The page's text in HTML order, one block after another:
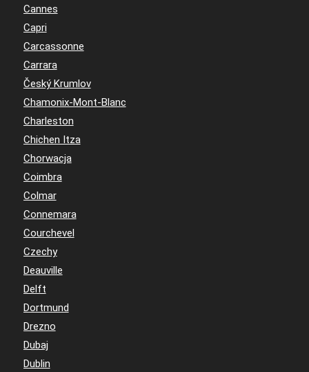
Cannes
Capri
Carcassonne
Carrara
Český Krumlov
Chamonix-Mont-Blanc
Charleston
Chichen Itza
Chorwacja
Coimbra
Colmar
Connemara
Courchevel
Czechy
Deauville
Delft
Dortmund
Drezno
Dubaj
Dublin